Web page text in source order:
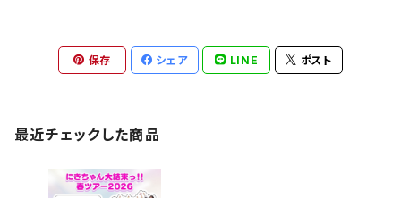
保存 シェア LINE ポスト
最近チェックした商品